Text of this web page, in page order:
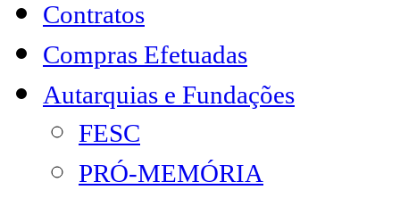
Contratos
Compras Efetuadas
Autarquias e Fundações
FESC
PRÓ-MEMÓRIA